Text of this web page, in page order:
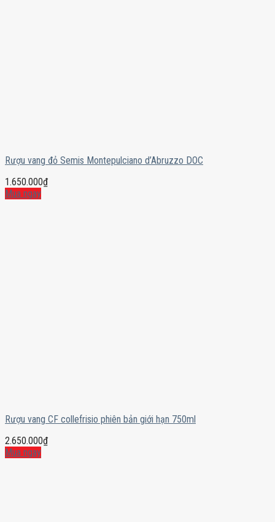
Rượu vang đỏ Semis Montepulciano d’Abruzzo DOC
1.650.000₫
Mua ngay
Rượu vang CF collefrisio phiên bản giới hạn 750ml
2.650.000₫
Mua ngay